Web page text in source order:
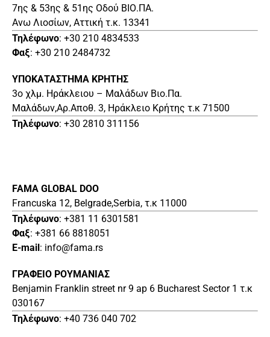
7ης & 53ης & 51ης Οδού ΒΙΟ.ΠΑ.
Ανω Λιοσίων, Αττική τ.κ. 13341
Τηλέφωνο: +30 210 4834533
Φαξ: +30 210 2484732
ΥΠΟΚΑΤΑΣΤΗΜΑ ΚΡΗΤΗΣ
3o χλμ. Ηράκλειου – Μαλάδων Βιο.Πα.
Μαλάδων,Αρ.Αποθ. 3, Ηράκλειο Κρήτης τ.κ 71500
Τηλέφωνο: +30 2810 311156
FAMA GLOBAL DOO
Francuska 12, Belgrade,Serbia, τ.κ 11000
Τηλέφωνο: +381 11 6301581
Φαξ: +381 66 8818051
E-mail: info@fama.rs
ΓΡΑΦΕΙΟ ΡΟΥΜΑΝΙΑΣ
Benjamin Franklin street nr 9 ap 6 Bucharest Sector 1 τ.κ
030167
Τηλέφωνο: +40 736 040 702